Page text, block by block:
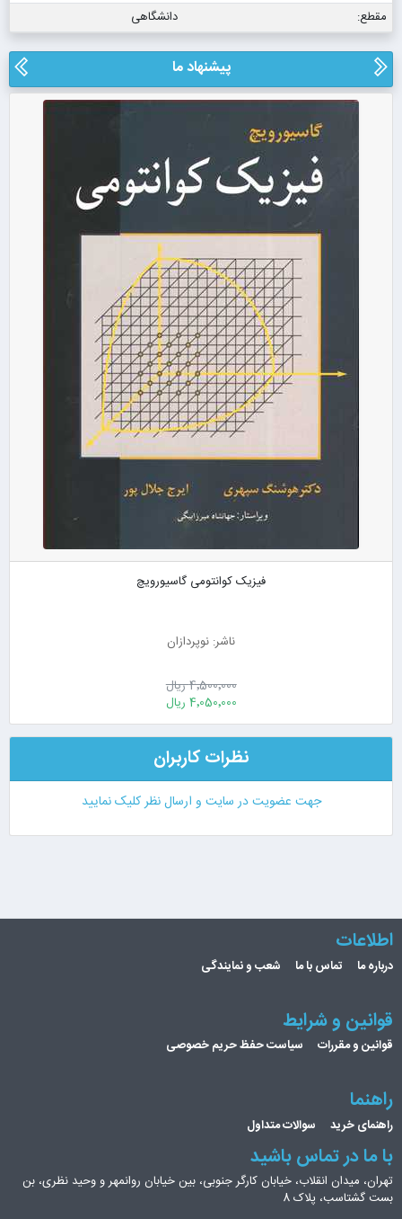
مقطع:
دانشگاهی
پیشنهاد ما
فیزیک کوانتومی گاسیورویچ
ناشر: نوپردازان
4٬500٬000 ریال
4٬050٬000 ریال
نظرات کاربران
جهت عضویت در سایت و ارسال نظر کلیک نمایید
اطلاعات
درباره ما تماس با ما شعب و نمایندگی
قوانین و شرایط
قوانین و مقررات سیاست حفظ حریم خصوصی
راهنما
راهنمای خرید سوالات متداول
با ما در تماس باشید
تهران، میدان انقلاب، خیابان کارگر جنوبی، بین خیابان روانمهر و وحید نظری، بن
بست گشتاسب، پلاک 8